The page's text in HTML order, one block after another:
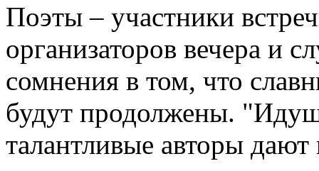
Поэты – участники
организаторов вечера и
сомнения в том, что
будут продолжены.
талантливые авторы